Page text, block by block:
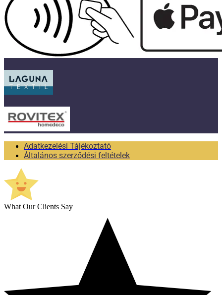
Adatkezelési Tájékoztató
Általános szerződési feltételek
What Our Clients Say